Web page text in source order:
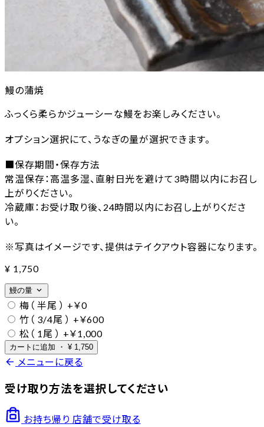
鰻の蒲焼
ふっくら柔らかジューシーな鰻をお楽しみください。
オプション選択にて、うなぎの量が選択できます。
■保存期間・保存方法
常温保存：高温多湿、直射日光を避けて3時間以内にお召し
上がりください。
冷蔵庫：お受け取り後、24時間以内にお召し上がりくださ
い。
※写真はイメージです、提供はテイクアウト容器になります。
¥ 1,750
鰻の量 expand_more
梅（ 半尾 ） +￥0
竹（ 3/4尾 ） +￥600
松（ 1尾 ） +￥1,000
カートに追加 ・ ¥ 1,750
arrow_back メニューに戻る
受け取り方法を選択してください
お持ち帰り 店舗で受け取る